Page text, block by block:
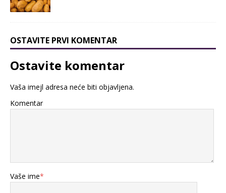
OSTAVITE PRVI KOMENTAR
Ostavite komentar
Vaša imejl adresa neće biti objavljena.
Komentar
Vaše ime*